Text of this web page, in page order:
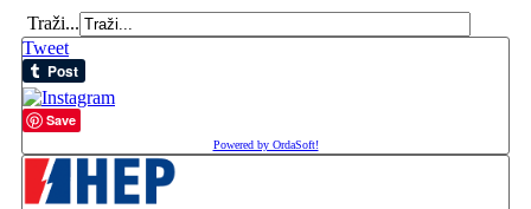
Traži...
Tweet
Save
Powered by OrdaSoft!